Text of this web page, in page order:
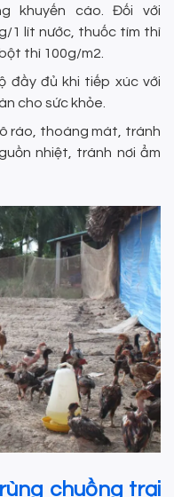
khuyến cáo. Đối với
1 lít nước, thuốc tím thì
thì 100g/m2.
đầy đủ khi tiếp xúc với
cho sức khỏe.
ráo, thoáng mát, tránh
nhiệt, tránh nơi ẩm
chuồng trại